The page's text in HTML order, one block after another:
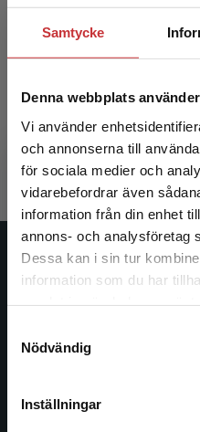
Samtycke
Denna webbplats
Vi använder
och annonserna till
för sociala medier och
vidarebefordrar även
information från din enhet
annons- och analysföretag
Dessa kan i sin tur
information som du har
Nödvändig
Inställningar
Begränsad
Det verkar som att du
studentlitteratur.se via
Vi erbjuder inte
att kunna slutföra ett
Skogsdynamik
Exkl. moms: 384 kr
Studentlitteratur
Studentlitteratur
ledande utbildningsförlag.
facklitteratur, utbildningar
längs hela kunskapsresan.